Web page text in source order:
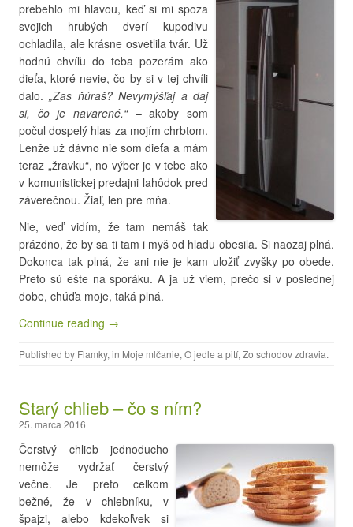
prebehlo mi hlavou, keď si mi spoza
svojich hrubých dverí kupodivu
ochladila, ale krásne osvetlila tvár. Už
hodnú chvíľu do teba pozerám ako
dieťa, ktoré nevie, čo by si v tej chvíli
dalo.„Zas ňúraš? Nevymýšľaj a daj
si, čo je navarené.“– akoby som
počul dospelý hlas za mojím chrbtom.
Lenže už dávno nie som dieťa a mám
teraz „žravku“, no výber je v tebe ako
v komunistickej predajni lahôdok pred
záverečnou. Žiaľ, len pre mňa.
Nie, veď vidím, že tam nemáš tak
prázdno, že by sa ti tam i myš od hladu obesila. Si naozaj plná.
Dokonca tak plná, že ani nie je kam uložiť zvyšky po obede.
Preto sú ešte na sporáku. A ja už viem, prečo si v poslednej
dobe, chúďa moje, taká plná.
Continue reading →
Published by Flamky, in Moje mlčanie, O jedle a pití, Zo schodov zdravia.
Starý chlieb – čo s ním?
25. marca 2016
Čerstvý chlieb jednoducho
nemôže vydržať čerstvý
večne. Je preto celkom
bežné, že v chlebníku, v
špajzi, alebo kdekoľvek si